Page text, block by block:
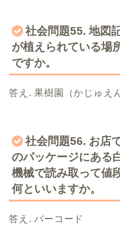
社会問題55. 地図
が植えられている場
ですか。
答え. 果樹園（かじゅえ
社会問題56. お店
のパッケージにある
機械で読み取って値
何といいますか。
答え. バーコード